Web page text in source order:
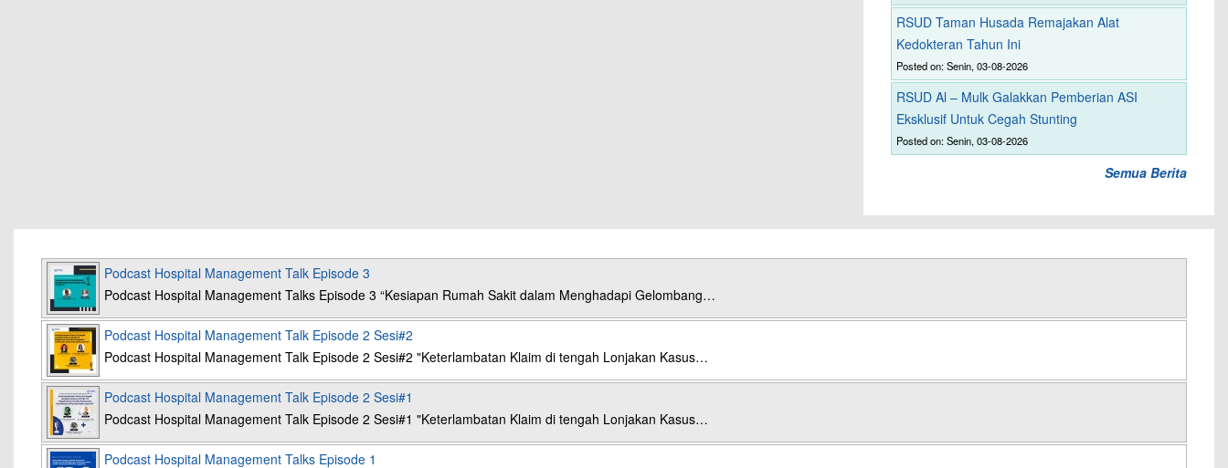
RSUD Taman Husada Remajakan Alat
Kedokteran Tahun Ini
Posted on: Senin, 03-08-2026
RSUD Al – Mulk Galakkan Pemberian ASI
Eksklusif Untuk Cegah Stunting
Posted on: Senin, 03-08-2026
Semua Berita
Podcast Hospital Management Talk Episode 3
Podcast Hospital Management Talks Episode 3 “Kesiapan Rumah Sakit dalam Menghadapi Gelombang…
Podcast Hospital Management Talk Episode 2 Sesi#2
Podcast Hospital Management Talk Episode 2 Sesi#2 "Keterlambatan Klaim di tengah Lonjakan Kasus…
Podcast Hospital Management Talk Episode 2 Sesi#1
Podcast Hospital Management Talk Episode 2 Sesi#1 "Keterlambatan Klaim di tengah Lonjakan Kasus…
Podcast Hospital Management Talks Episode 1